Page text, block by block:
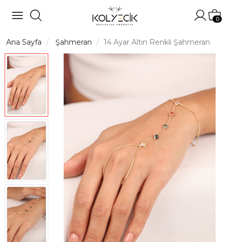
0
Ana Sayfa Şahmeran 14 Ayar Altın Renkli Şahmeran